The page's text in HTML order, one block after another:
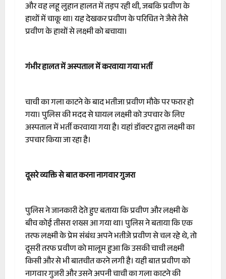
और वह लहू लुहान हालत में तड़प रही थी, जबकि प्रवीण के
हाथों में चाकू था। यह देखकर प्रवीण के परिचित ने जैसे तैसे
प्रवीण के हाथों से लक्ष्मी को बचाया।
गंभीर हालत में अस्पताल में करवाया गया भर्ती
चाची का गला काटने के बाद भतीजा प्रवीण मौके पर फरार हो
गया। पुलिस की मदद से घायल लक्ष्मी को उपचार के लिए
अस्पताल में भर्ती करवाया गया है। यहां डॉक्टर द्वारा लक्ष्मी का
उपचार किया जा रहा है।
दूसरे व्यक्ति से बात करना नागवार गुजरा
पुलिस ने जानकारी देते हुए बताया कि प्रवीण और लक्ष्मी के
बीच कोई तीसरा शख्स आ गया था। पुलिस ने बताया कि एक
तरफ लक्ष्मी के प्रेम संबंध अपने भतीजे प्रवीण से चल रहे थे, तो
दूसरी तरफ प्रवीण को मालूम हुआ कि उसकी चाची लक्ष्मी
किसी और से भी बातचीत करने लगी है। यही बात प्रवीण को
नागवार गुजरी और उसने अपनी चाची का गला काटने की